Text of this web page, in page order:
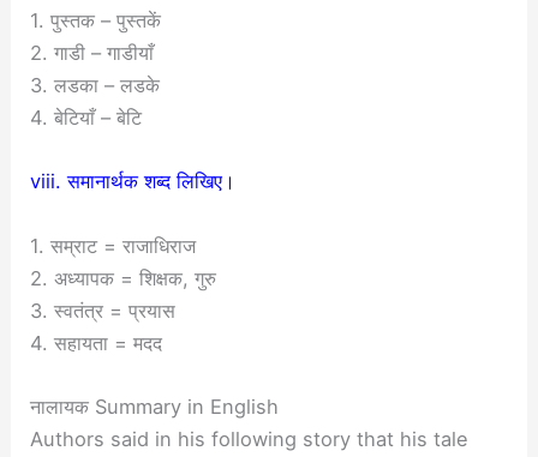
1. पुस्तक – पुस्तकें
2. गाडी – गाडीयाँ
3. लडका – लडके
4. बेटियाँ – बेटि
viii. समानार्थक शब्द लिखिए।
1. सम्राट = राजाधिराज
2. अध्यापक = शिक्षक, गुरु
3. स्वतंत्र = प्रयास
4. सहायता = मदद
नालायक Summary in English
Authors said in his following story that his tale